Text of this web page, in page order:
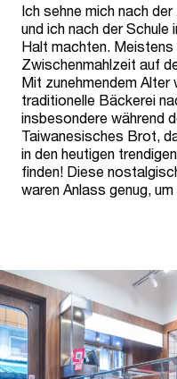
Ich sehne mich nach
und ich nach der Schule
Halt machten. Meistens
Zwischenmahlzeit auf
Mit zunehmendem
traditionelle Bäckerei
insbesondere während
Taiwanesisches Brot,
in den heutigen
finden! Diese
waren Anlass genug,